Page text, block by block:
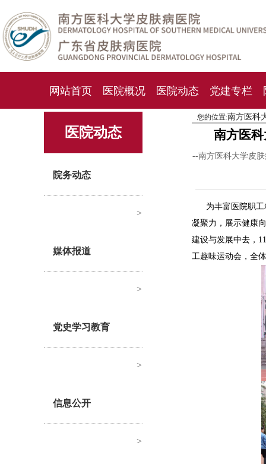
网站首页 医院概况 医院动态 党建专栏
化妆品检测中心 就诊指南 人才
医院动态
院务动态
>
媒体报道
>
党史学习教育
>
信息公开
>
您的位置:南方医科
南方医
--南方医科大学皮
为丰富医院职
凝聚力，展示健康
建设与发展中去，
工趣味运动会，全